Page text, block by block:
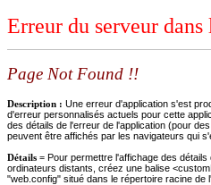
Erreur du serveur
Page Not Found !!
Description : Une erreur d'application s'est
d'erreur personnalisés actuels pour cette
des détails de l'erreur de l'application (pour
peuvent être affichés par les navigateurs qui
Détails = Pour permettre l'affichage des
ordinateurs distants, créez une balise
"web.config" situé dans le répertoire racine de